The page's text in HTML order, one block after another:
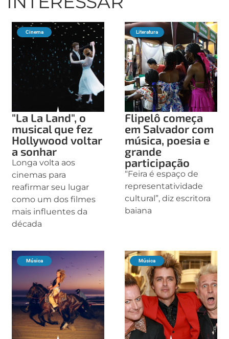
Cinema
"La La Land", o
musical que fez
Hollywood voltar
a sonhar
Longa volta aos
cinemas para
reafirmar seu lugar
como um dos filmes
mais influentes da
década
Literatura
Flipelô começa
em Salvador com
música, poesia e
grande
participação
“Feira é espaço de
representatividade
cultural”, diz escritora
baiana
Música Música